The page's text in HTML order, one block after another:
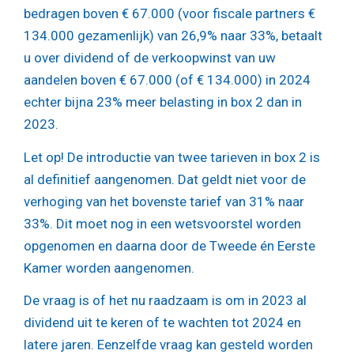
bedragen boven € 67.000 (voor fiscale partners €
134.000 gezamenlijk) van 26,9% naar 33%, betaalt
u over dividend of de verkoopwinst van uw
aandelen boven € 67.000 (of € 134.000) in 2024
echter bijna 23% meer belasting in box 2 dan in
2023.
Let op! De introductie van twee tarieven in box 2 is
al definitief aangenomen. Dat geldt niet voor de
verhoging van het bovenste tarief van 31% naar
33%. Dit moet nog in een wetsvoorstel worden
opgenomen en daarna door de Tweede én Eerste
Kamer worden aangenomen.
De vraag is of het nu raadzaam is om in 2023 al
dividend uit te keren of te wachten tot 2024 en
latere jaren. Eenzelfde vraag kan gesteld worden